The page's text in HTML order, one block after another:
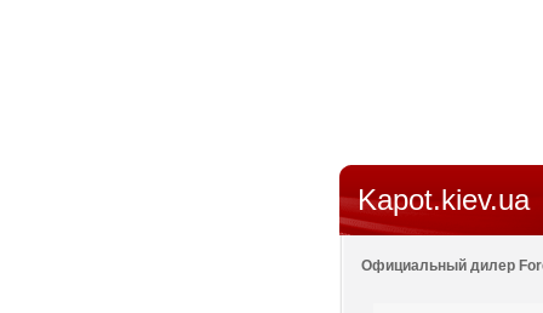
Kapot.kiev.ua
Официальный дилер